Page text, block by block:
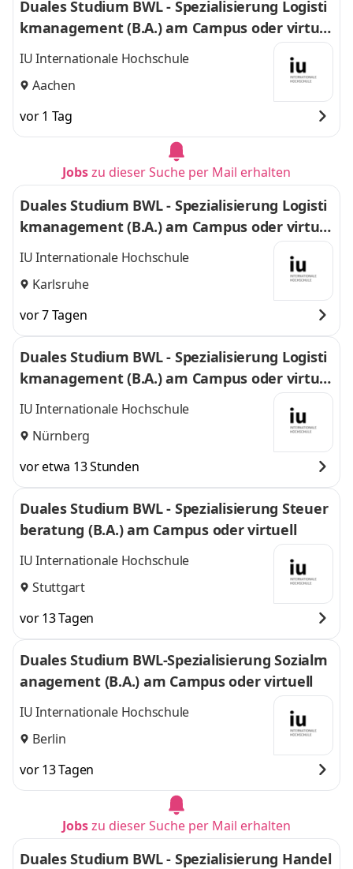
Duales Studium BWL - Spezialisierung Logisti
kmanagement (B.A.) am Campus oder virtuel
l
IU Internationale Hochschule
Aachen
vor 1 Tag
Jobszu dieser Suche per Mail erhalten
Duales Studium BWL - Spezialisierung Logisti
kmanagement (B.A.) am Campus oder virtuel
l
IU Internationale Hochschule
Karlsruhe
vor 7 Tagen
Duales Studium BWL - Spezialisierung Logisti
kmanagement (B.A.) am Campus oder virtuel
l
IU Internationale Hochschule
Nürnberg
vor etwa 13 Stunden
Duales Studium BWL - Spezialisierung Steuer
beratung (B.A.) am Campus oder virtuell
IU Internationale Hochschule
Stuttgart
vor 13 Tagen
Duales Studium BWL-Spezialisierung Sozialm
anagement (B.A.) am Campus oder virtuell
IU Internationale Hochschule
Berlin
vor 13 Tagen
Jobszu dieser Suche per Mail erhalten
Duales Studium BWL - Spezialisierung Handel